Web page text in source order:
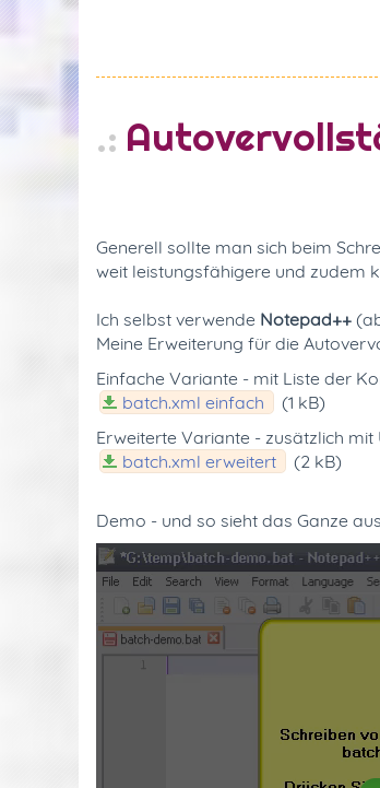
Generell sollte man sich beim
weit leistungsfähigere und zudem
Ich selbst verwende Notepad++
Meine Erweiterung für die
Einfache Variante - mit Liste der
batch.xml einfach
(1 kB)
Erweiterte Variante - zusätzlich
batch.xml erweitert
(2 kB)
Demo - und so sieht das Ganze aus